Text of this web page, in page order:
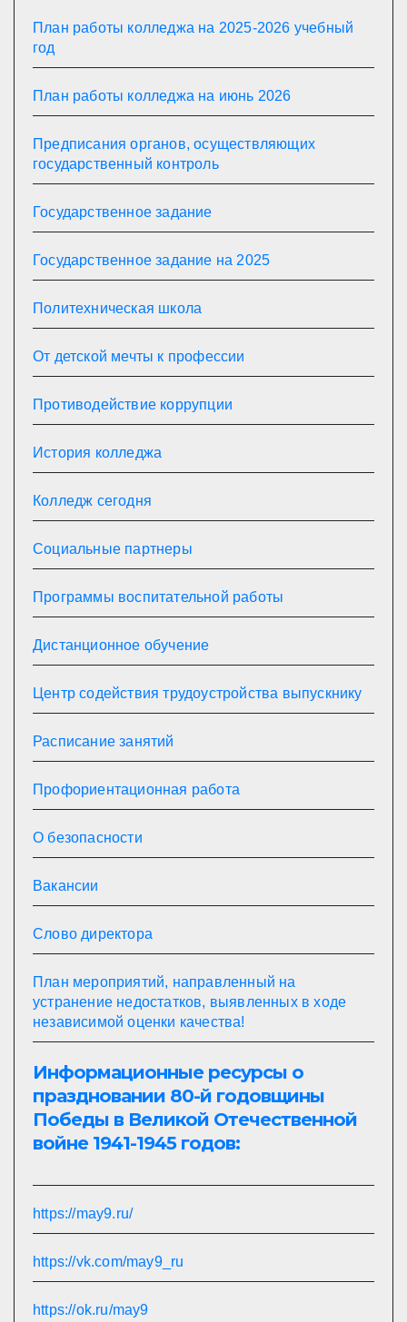
План работы колледжа на 2025-2026 учебный
год
План работы колледжа на июнь 2026
Предписания органов, осуществляющих
государственный контроль
Государственное задание
Государственное задание на 2025
Политехническая школа
От детской мечты к профессии
Противодействие коррупции
История колледжа
Колледж сегодня
Социальные партнеры
Программы воспитательной работы
Дистанционное обучение
Центр содействия трудоустройства выпускнику
Расписание занятий
Профориентационная работа
О безопасности
Вакансии
Слово директора
План мероприятий, направленный на
устранение недостатков, выявленных в ходе
независимой оценки качества!
Информационные ресурсы о
праздновании 80-й годовщины
Победы в Великой Отечественной
войне 1941-1945 годов:
https://may9.ru/
https://vk.com/may9_ru
https://ok.ru/may9